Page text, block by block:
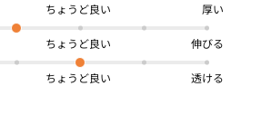
厚い
伸びる
透ける